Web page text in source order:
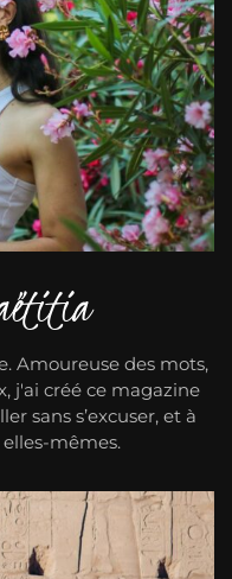
Amoureuse des mots,
j'ai créé ce magazine
sans s’excuser, et à
mêmes.